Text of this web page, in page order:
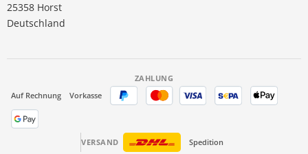
25358 Horst
Deutschland
ZAHLUNG
Auf Rechnung
Vorkasse
VERSAND Spedition